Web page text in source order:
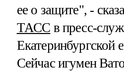
ее о защите", -
ТАСС в пресс-
Екатеринбургской
Сейчас игумен